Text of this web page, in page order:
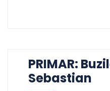
PRIMAR:
Sebastian